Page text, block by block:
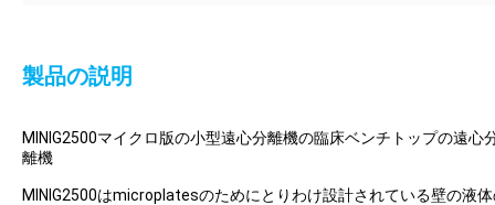
製品の説明
MINIG2500マイクロ版の小型遠心分離機の臨床ベンチトップの遠心
離機
MINIG2500はmicroplatesのためにとりわけ設計されている壁の液